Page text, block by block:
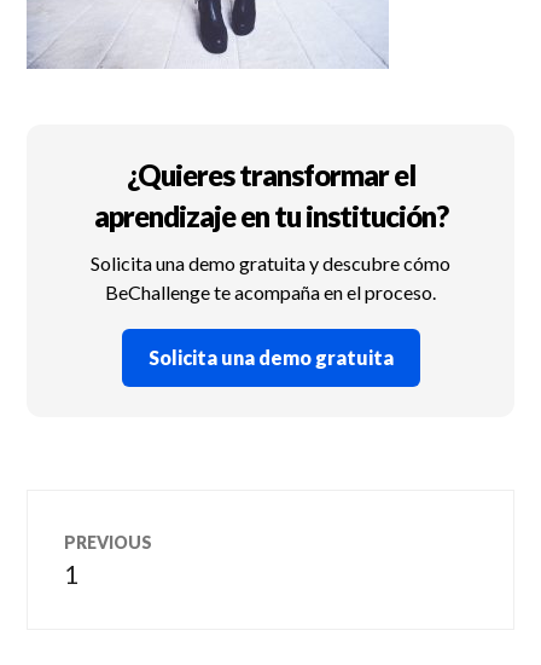
¿Quieres transformar el
aprendizaje en tu institución?
Solicita una demo gratuita y descubre cómo
BeChallenge te acompaña en el proceso.
Solicita una demo gratuita
PREVIOUS
Previous
1